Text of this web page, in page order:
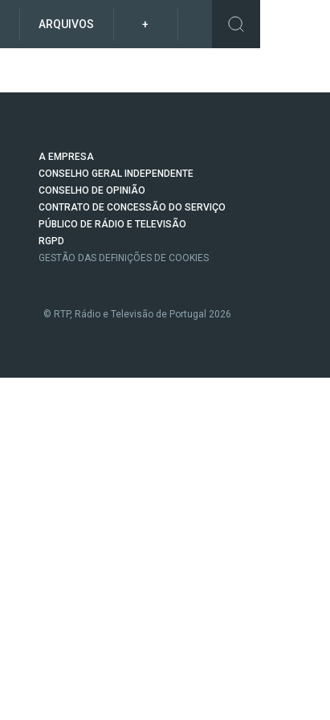
ARQUIVOS +
A EMPRESA
CONSELHO GERAL INDEPENDENTE
CONSELHO DE OPINIÃO
CONTRATO DE CONCESSÃO DO SERVIÇO
PÚBLICO DE RÁDIO E TELEVISÃO
RGPD
GESTÃO DAS DEFINIÇÕES DE COOKIES
© RTP, Rádio e Televisão de Portugal 2026